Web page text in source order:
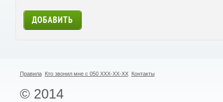
Правила Кто звонил мне с 050 XXX-XX-XX Контакты
© 2014